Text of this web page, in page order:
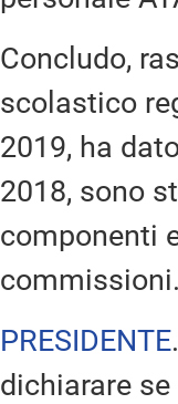
Concludo,
scolastico
2019, ha
2018, sono
componenti
PRESIDENTE
dichiarare